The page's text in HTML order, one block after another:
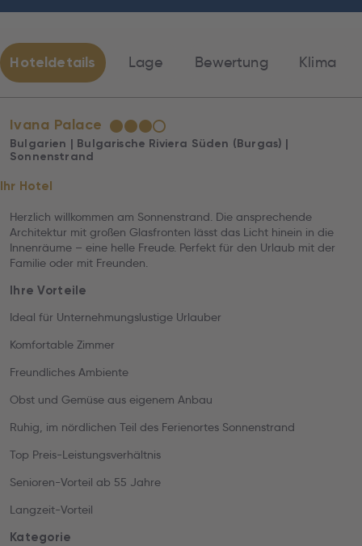
Hoteldetails Lage Bewertung Klima
Ivana Palace ★★★☆
Bulgarien | Bulgarische Riviera Süden (Burgas) |
Sonnenstrand
Ihr Hotel
Herzlich willkommen am Sonnenstrand. Die ansprechende
Architektur mit großen Glasfronten lässt das Licht hinein in die
Innenräume – eine helle Freude. Perfekt für den Urlaub mit der
Familie oder mit Freunden.
Ihre Vorteile
Ideal für Unternehmungslustige Urlauber
Komfortable Zimmer
Freundliches Ambiente
Obst und Gemüse aus eigenem Anbau
Ruhig, im nördlichen Teil des Ferienortes Sonnenstrand
Top Preis-Leistungsverhältnis
Senioren-Vorteil ab 55 Jahre
Langzeit-Vorteil
Kategorie